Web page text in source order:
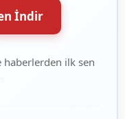
İndir
haberlerden ilk sen